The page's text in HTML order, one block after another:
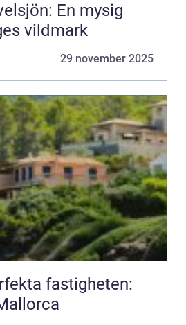
En mysig
vildmark
29 november 2025
fastigheten: